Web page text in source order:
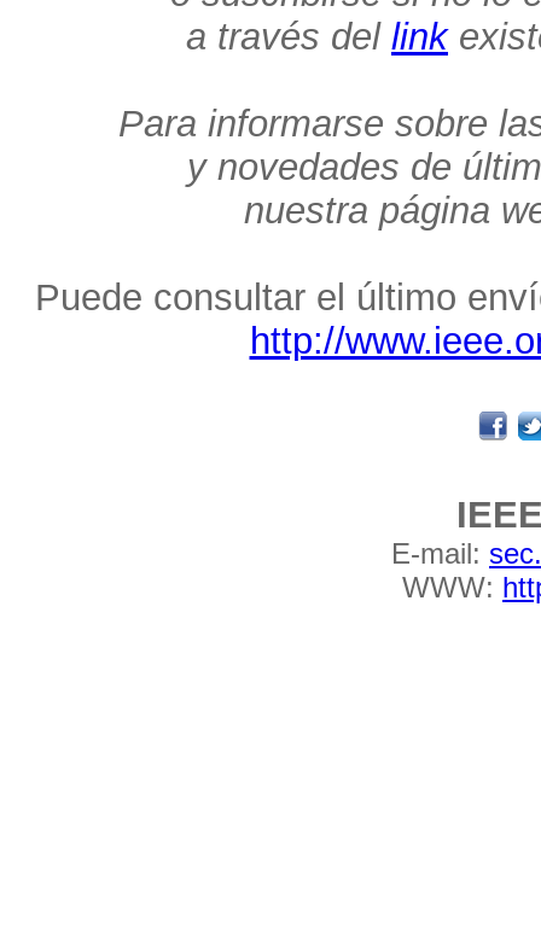
a través del link
Para informarse sobre
y novedades de
nuestra página
Puede consultar el último
http://
E-mail:
WWW: